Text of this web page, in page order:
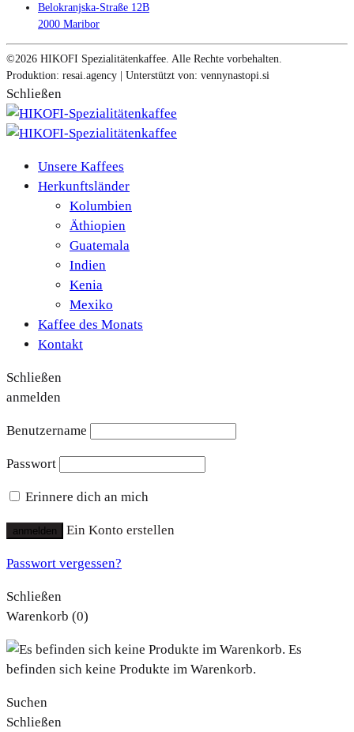
Belokranjska-Straße 12B
2000 Maribor
©2026 HIKOFI Spezialitätenkaffee. Alle Rechte vorbehalten.
Produktion: resai.agency | Unterstützt von: vennynastopi.si
Schließen
Unsere Kaffees
Herkunftsländer
Kolumbien
Äthiopien
Guatemala
Indien
Kenia
Mexiko
Kaffee des Monats
Kontakt
Schließen
anmelden
Benutzername
Passwort
Erinnere dich an mich
anmelden Ein Konto erstellen
Passwort vergessen?
Schließen
Warenkorb (0)
Es
befinden sich keine Produkte im Warenkorb.
Suchen
Schließen